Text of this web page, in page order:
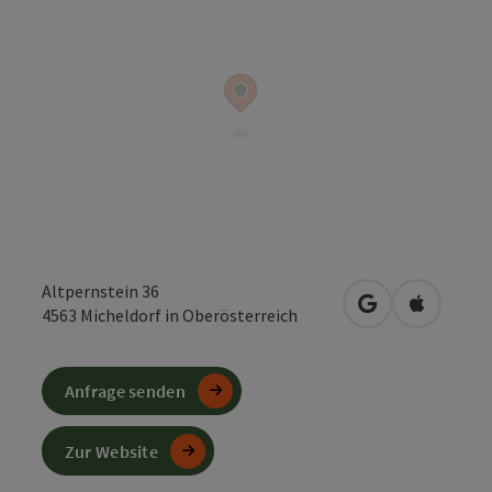
Altpernstein 36
4563 Micheldorf in Oberösterreich in Googlein Apple
Anfrage senden
Zur Website